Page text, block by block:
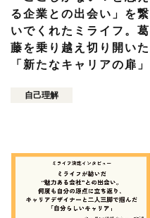
る企業との出会い」を繋
いでくれたミライフ。葛
藤を乗り越え切り開いた
「新たなキャリアの扉」
自己理解